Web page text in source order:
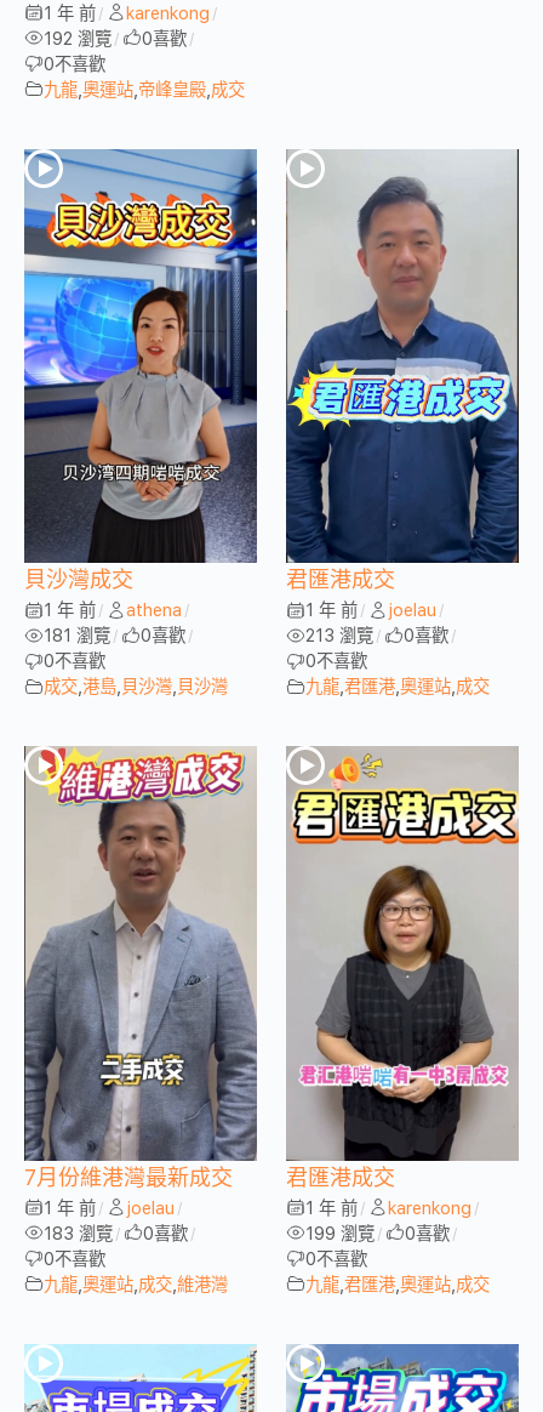
1 年 前 / karenkong /
192 瀏覽 / 0喜歡 /
0不喜歡
九龍 奧運站 帝峰皇殿 成交
貝沙灣成交
1 年 前 / athena /
181 瀏覽 / 0喜歡 /
0不喜歡
成交 港島 貝沙灣 貝沙灣
君匯港成交
1 年 前 / joelau /
213 瀏覽 / 0喜歡 /
0不喜歡
九龍 君匯港 奧運站 成交
7月份維港灣最新成交
1 年 前 / joelau /
183 瀏覽 / 0喜歡 /
0不喜歡
九龍 奧運站 成交 維港灣
君匯港成交
1 年 前 / karenkong /
199 瀏覽 / 0喜歡 /
0不喜歡
九龍 君匯港 奧運站 成交